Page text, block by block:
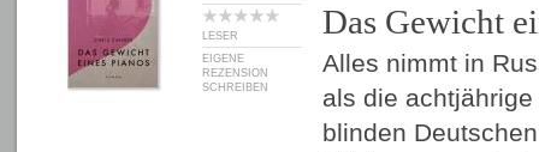
LESER
EIGENE
REZENSION
SCHREIBEN
Das Gewicht
Alles nimmt in
als die
blinden